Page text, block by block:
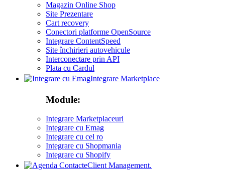
Magazin Online Shop
Site Prezentare
Cart recovery
Conectori platforme OpenSource
Integrare ContentSpeed
Site închirieri autovehicule
Interconectare prin API
Plata cu Cardul
Integrare Marketplace
Module:
Integrare Marketplaceuri
Integrare cu Emag
Integrare cu cel ro
Integrare cu Shopmania
Integrare cu Shopify
Client Management.